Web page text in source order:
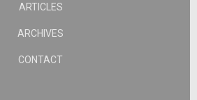
ARTICLES
ARCHIVES
CONTACT